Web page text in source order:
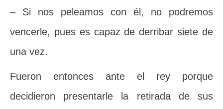
– Si nos peleamos con él, no podremos
vencerle, pues es capaz de derribar siete de
una vez.
Fueron entonces ante el rey porque
decidieron presentarle la retirada de sus